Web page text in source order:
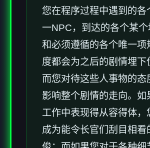
您在程序过程中遇到的各
一NPC，到达的各个某个
和必须遵循的各个唯一项
度都会为之后的剧情埋下
而您对待这些人事物的态
影响整个剧情的走向。如
工作中表现得从容得体，
成为能令长官们刮目相看